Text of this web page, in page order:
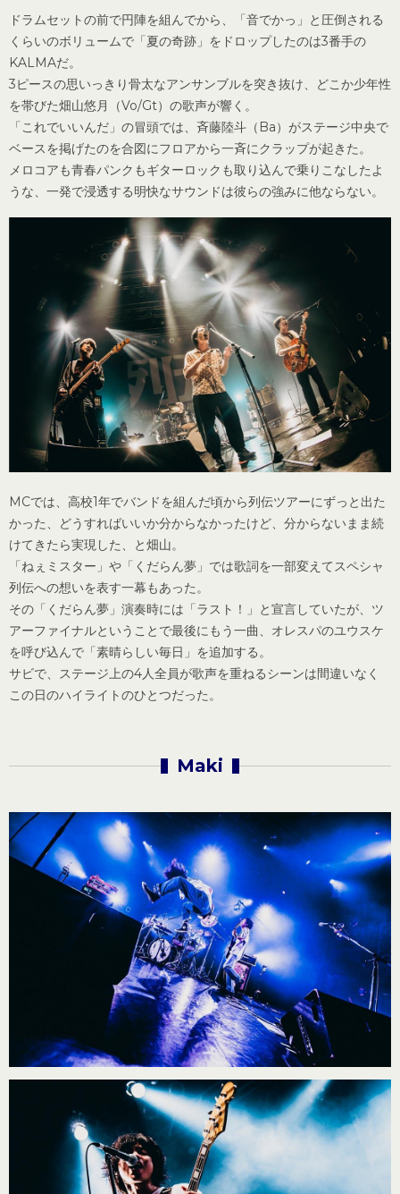
ドラムセットの前で円陣を組んでから、「音でかっ」と圧倒される
くらいのボリュームで「夏の奇跡」をドロップしたのは3番手の
KALMAだ。
3ピースの思いっきり骨太なアンサンブルを突き抜け、どこか少年性
を帯びた畑山悠月（Vo/Gt）の歌声が響く。
「これでいいんだ」の冒頭では、斉藤陸斗（Ba）がステージ中央で
ベースを掲げたのを合図にフロアから一斉にクラップが起きた。
メロコアも青春パンクもギターロックも取り込んで乗りこなしたよ
うな、一発で浸透する明快なサウンドは彼らの強みに他ならない。
MCでは、高校1年でバンドを組んだ頃から列伝ツアーにずっと出た
かった、どうすればいいか分からなかったけど、分からないまま続
けてきたら実現した、と畑山。
「ねぇミスター」や「くだらん夢」では歌詞を一部変えてスペシャ
列伝への想いを表す一幕もあった。
その「くだらん夢」演奏時には「ラスト！」と宣言していたが、ツ
アーファイナルということで最後にもう一曲、オレスパのユウスケ
を呼び込んで「素晴らしい毎日」を追加する。
サビで、ステージ上の4人全員が歌声を重ねるシーンは間違いなく
この日のハイライトのひとつだった。
Maki